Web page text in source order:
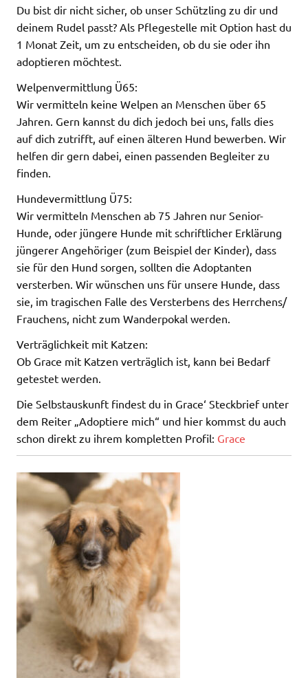
Du bist dir nicht sicher, ob unser Schützling zu dir und
deinem Rudel passt? Als Pflegestelle mit Option hast du
1 Monat Zeit, um zu entscheiden, ob du sie oder ihn
adoptieren möchtest.
Welpenvermittlung Ü65:
Wir vermitteln keine Welpen an Menschen über 65
Jahren. Gern kannst du dich jedoch bei uns, falls dies
auf dich zutrifft, auf einen älteren Hund bewerben. Wir
helfen dir gern dabei, einen passenden Begleiter zu
finden.
Hundevermittlung Ü75:
Wir vermitteln Menschen ab 75 Jahren nur Senior-
Hunde, oder jüngere Hunde mit schriftlicher Erklärung
jüngerer Angehöriger (zum Beispiel der Kinder), dass
sie für den Hund sorgen, sollten die Adoptanten
versterben. Wir wünschen uns für unsere Hunde, dass
sie, im tragischen Falle des Versterbens des Herrchens/
Frauchens, nicht zum Wanderpokal werden.
Verträglichkeit mit Katzen:
Ob Grace mit Katzen verträglich ist, kann bei Bedarf
getestet werden.
Die Selbstauskunft findest du in Grace‘ Steckbrief unter
dem Reiter „Adoptiere mich“ und hier kommst du auch
schon direkt zu ihrem kompletten Profil: Grace